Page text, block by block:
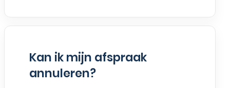
Kan ik mijn afspraak
annuleren?